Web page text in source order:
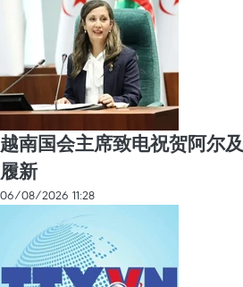
越南国会主席致电祝贺阿尔
履新
06/08/2026 11:28